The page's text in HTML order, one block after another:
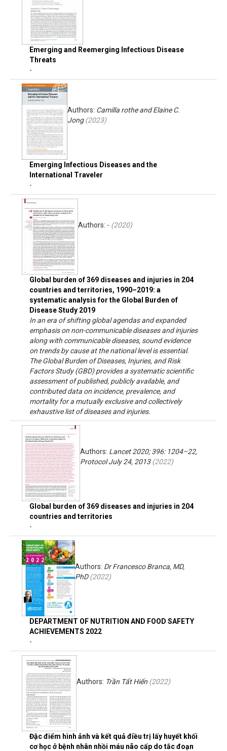
Emerging and Reemerging Infectious Disease
Threats
-
Emerging Infectious Diseases and the
International Traveler
Authors: Camilla rothe and Elaine C.
Jong(2023)
-
Global burden of 369 diseases and injuries in 204
countries and territories, 1990–2019: a
systematic analysis for the Global Burden of
Disease Study 2019
Authors: - (2020)
In an era of shifting global agendas and expanded
emphasis on non-communicable diseases and injuries
along with communicable diseases, sound evidence
on trends by cause at the national level is essential.
The Global Burden of Diseases, Injuries, and Risk
Factors Study (GBD) provides a systematic scientific
assessment of published, publicly available, and
contributed data on incidence, prevalence, and
mortality for a mutually exclusive and collectively
exhaustive list of diseases and injuries.
Global burden of 369 diseases and injuries in 204
countries and territories
Authors: Lancet 2020; 396: 1204–22,
Protocol July 24, 2013(2022)
-
DEPARTMENT OF NUTRITION AND FOOD SAFETY
ACHIEVEMENTS 2022
Authors: Dr Francesco Branca, MD,
PhD(2022)
-
Đặc điểm hình ảnh và kết quả điều trị lấy huyết khối
cơ học ở bệnh nhân nhồi máu não cấp do tắc đoạn
Authors: Trần Tất Hiến (2022)